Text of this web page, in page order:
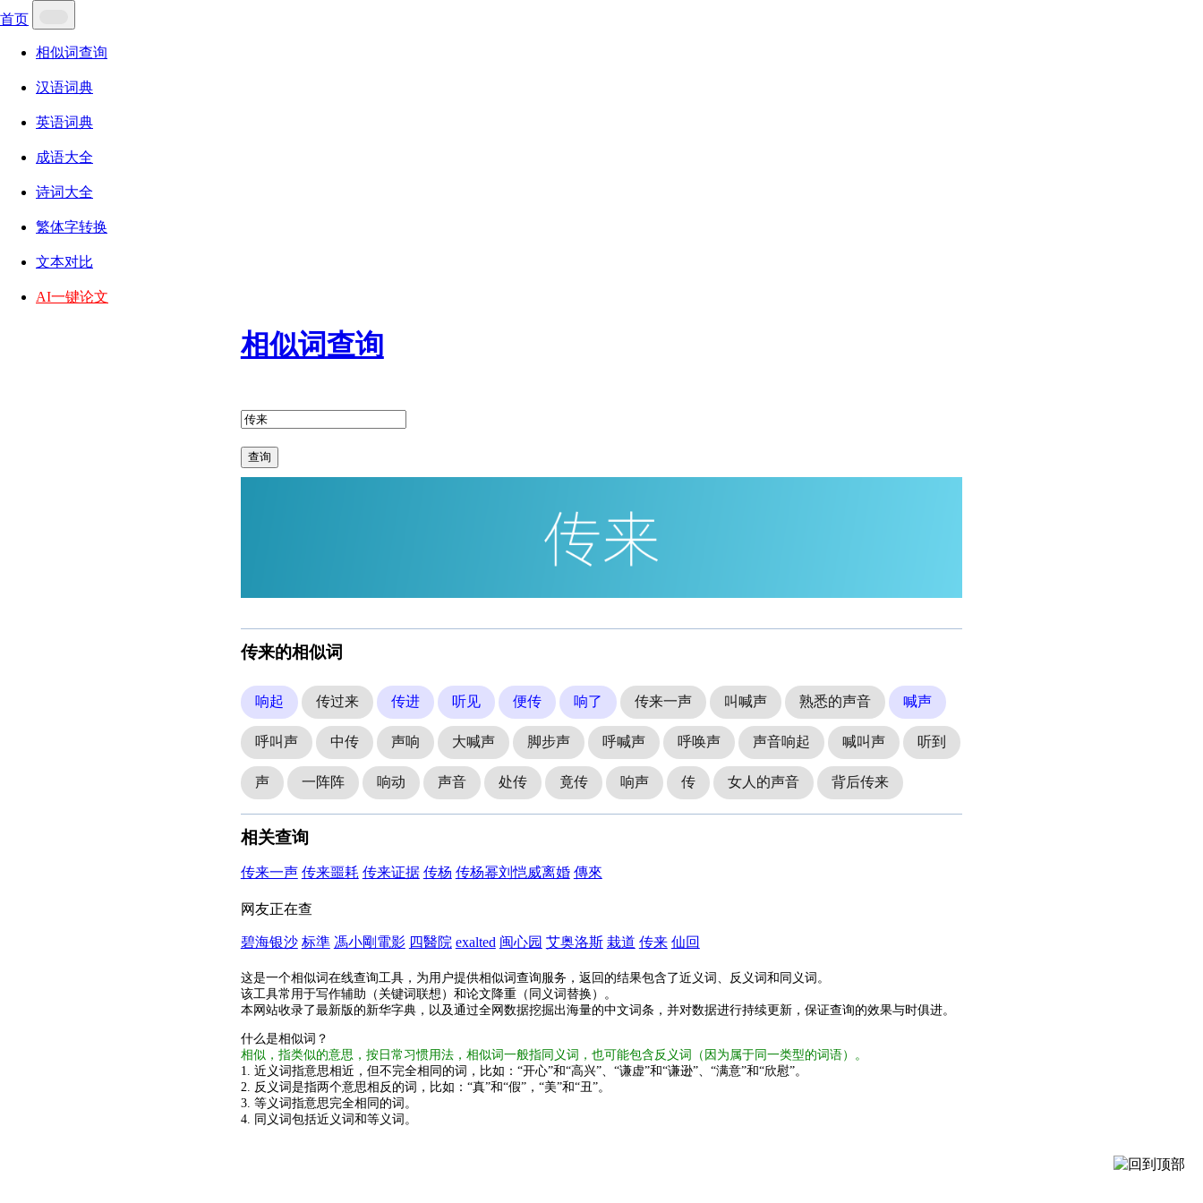
首页
相似词查询
汉语词典
英语词典
成语大全
诗词大全
繁体字转换
文本对比
AI一键论文
相似词查询
查询
传来的相似词
响起 传过来 传进 听见 便传 响了 传来一声 叫喊声 熟悉的声音 喊声
呼叫声 中传 声响 大喊声 脚步声 呼喊声 呼唤声 声音响起 喊叫声 听到
声 一阵阵 响动 声音 处传 竟传 响声 传 女人的声音 背后传来
相关查询
传来一声 传来噩耗 传来证据 传杨 传杨幂刘恺威离婚 傳來
网友正在查
碧海银沙 标準 馮小剛電影 四醫院 exalted 闽心园 艾奥洛斯 栽道 传来 仙回
这是一个相似词在线查询工具，为用户提供相似词查询服务，返回的结果包含了近义词、反义词和同义词。
该工具常用于写作辅助（关键词联想）和论文降重（同义词替换）。
本网站收录了最新版的新华字典，以及通过全网数据挖掘出海量的中文词条，并对数据进行持续更新，保证查询的效果与时俱进。
什么是相似词？
相似，指类似的意思，按日常习惯用法，相似词一般指同义词，也可能包含反义词（因为属于同一类型的词语）。
1. 近义词指意思相近，但不完全相同的词，比如：“开心”和“高兴”、“谦虚”和“谦逊”、“满意”和“欣慰”。
2. 反义词是指两个意思相反的词，比如：“真”和“假”，“美”和“丑”。
3. 等义词指意思完全相同的词。
4. 同义词包括近义词和等义词。